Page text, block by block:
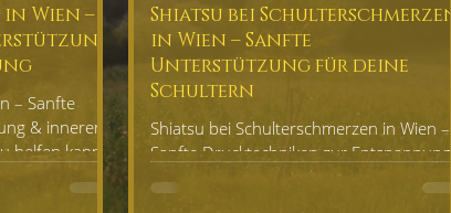
in Wien –
– Sanfte
& inneren
helfen kann,
Shiatsu bei Schulterschmerzen
in Wien – Sanfte
Unterstützung für deine
Schultern
Shiatsu bei Schulterschmerzen in Wien –
Sanfte Drucktechniken zur Entspannung
Wohlbefinden.